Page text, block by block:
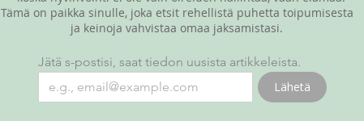
Tämä on paikka sinulle, joka etsit rehellistä puhetta toipumisesta
ja keinoja vahvistaa omaa jaksamistasi.
Jätä s-postisi, saat tiedon uusista artikkeleista.
Lähetä